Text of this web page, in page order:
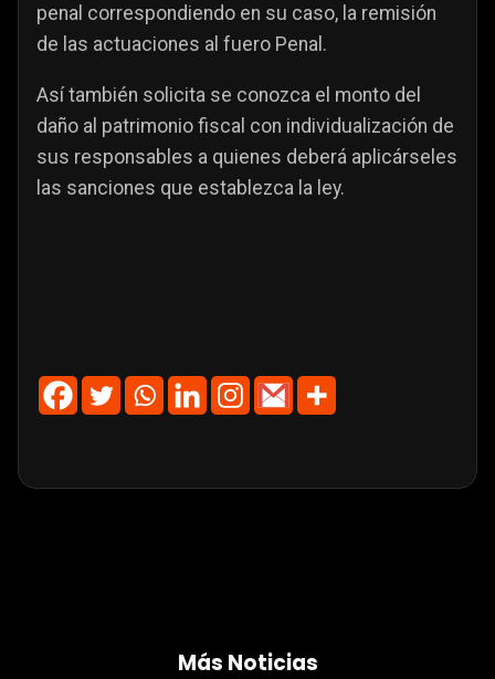
penal correspondiendo en su caso, la remisión
de las actuaciones al fuero Penal.
Así también solicita se conozca el monto del
daño al patrimonio fiscal con individualización de
sus responsables a quienes deberá aplicárseles
las sanciones que establezca la ley.
Más Noticias